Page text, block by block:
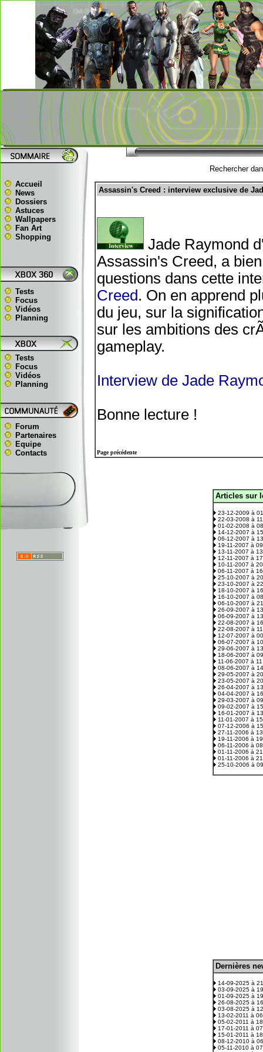
Accueil
News
Dossiers
Astuces
Wallpapers
Fan Art
Shopping
Tests
Focus
Vidéos
Planning
Tests
Focus
Vidéos
Planning
Forum
Partenaires
Equipe
Contacts
Rechercher
Assassin's Creed : interview exclusive de
Jade Raymond
Assassin's Creed, a
questions dans cette
Creed. On en apprend
du jeu, sur la
sur les ambitions des
gameplay.
Interview de Jade
Bonne lecture !
Page précédente
Articles sur
23-12-2009 à
22-03-2008 à
01-02-2008 à
14-12-2007 à
06-12-2007 à
19-11-2007 à
13-11-2007 à
12-11-2007 à
10-11-2007 à
06-11-2007 à
25-10-2007 à
23-10-2007 à
18-10-2007 à
16-10-2007 à
06-10-2007 à
26-09-2007 à
06-09-2007 à
22-08-2007 à
22-08-2007 à
12-07-2007 à
06-07-2007 à
29-06-2007 à
18-06-2007 à
11-06-2007 à
08-06-2007 à
29-05-2007 à
23-05-2007 à
26-04-2007 à
04-04-2007 à
29-03-2007 à
09-02-2007 à
16-01-2007 à
11-01-2007 à
07-12-2006 à
27-11-2006 à
19-11-2006 à
06-11-2006 à
01-11-2006 à
01-11-2006 à
25-10-2006 à
Dernières
14-09-2025 à
03-09-2025 à
01-09-2025 à
26-08-2025 à
03-08-2025 à
13-02-2011 à
05-02-2011 à
17-01-2011 à
15-01-2011 à
08-12-2010 à
05-11-2010 à